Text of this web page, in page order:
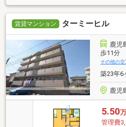
賃貸マンション ターミーヒル
鹿児
歩11分
その他の交
築23年6
鹿児
5.50
管理費